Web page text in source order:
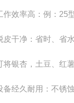
作效率高：例：25
皮干净：省时、省
将银杏， 土豆、红
备经久耐用：不锈